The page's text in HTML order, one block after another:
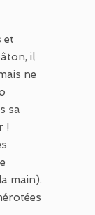
et
il
ne
sa
!
main).